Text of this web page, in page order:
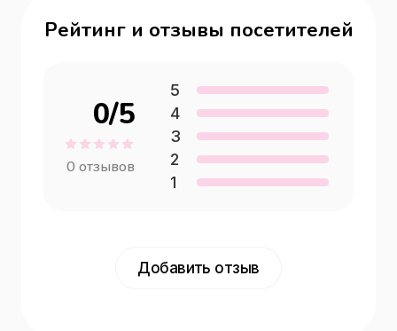
Рейтинг и отзывы посетителей
0/5
0 отзывов
5
4
3
2
1
Добавить отзыв